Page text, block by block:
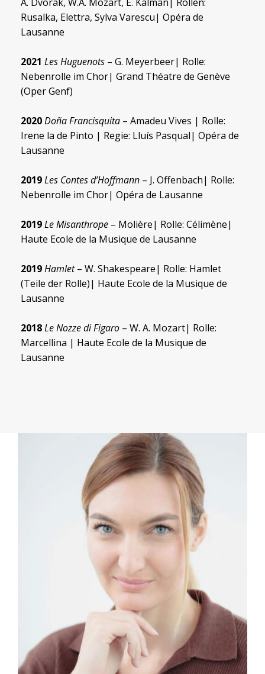
Rusalka, Elettra, Sylva Varescu| Opéra de
Lausanne
2021 Les Huguenots – G. Meyerbeer| Rolle:
Nebenrolle im Chor| Grand Théatre de Genève
(Oper Genf)
2020Doña Francisquita – Amadeu Vives | Rolle:
Irene la de Pinto | Regie: Lluís Pasqual| Opéra de
Lausanne
2019Les Contes d’Hoffmann – J. Offenbach| Rolle:
Nebenrolle im Chor| Opéra de Lausanne
2019Le Misanthrope – Molière| Rolle: Célimène|
Haute Ecole de la Musique de Lausanne
2019Hamlet– W. Shakespeare| Rolle: Hamlet
(Teile der Rolle)| Haute Ecole de la Musique de
Lausanne
2018Le Nozze di Figaro – W. A. Mozart| Rolle:
Marcellina | Haute Ecole de la Musique de
Lausanne